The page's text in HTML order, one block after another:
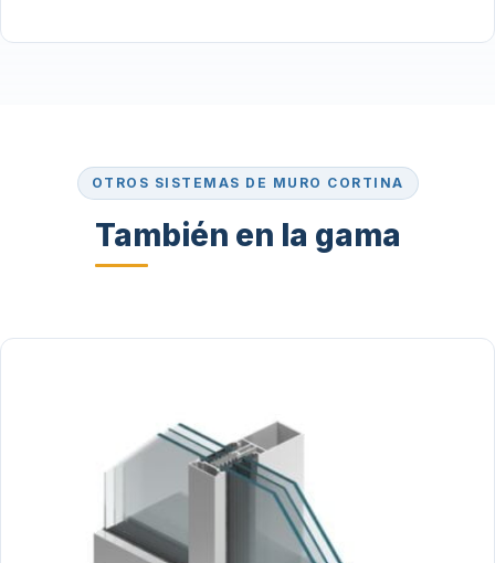
OTROS SISTEMAS DE MURO CORTINA
También en la gama